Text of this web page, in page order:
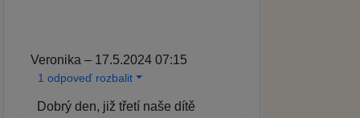
Veronika – 17.5.2024 07:15
1 odpoveď rozbalit
Dobrý den, již třetí naše dítě